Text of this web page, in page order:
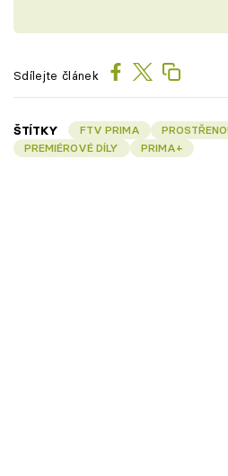
Sdílejte článek
ŠTÍTKY FTV PRIMA
PREMIÉROVÉ DÍLY
PRIMA+